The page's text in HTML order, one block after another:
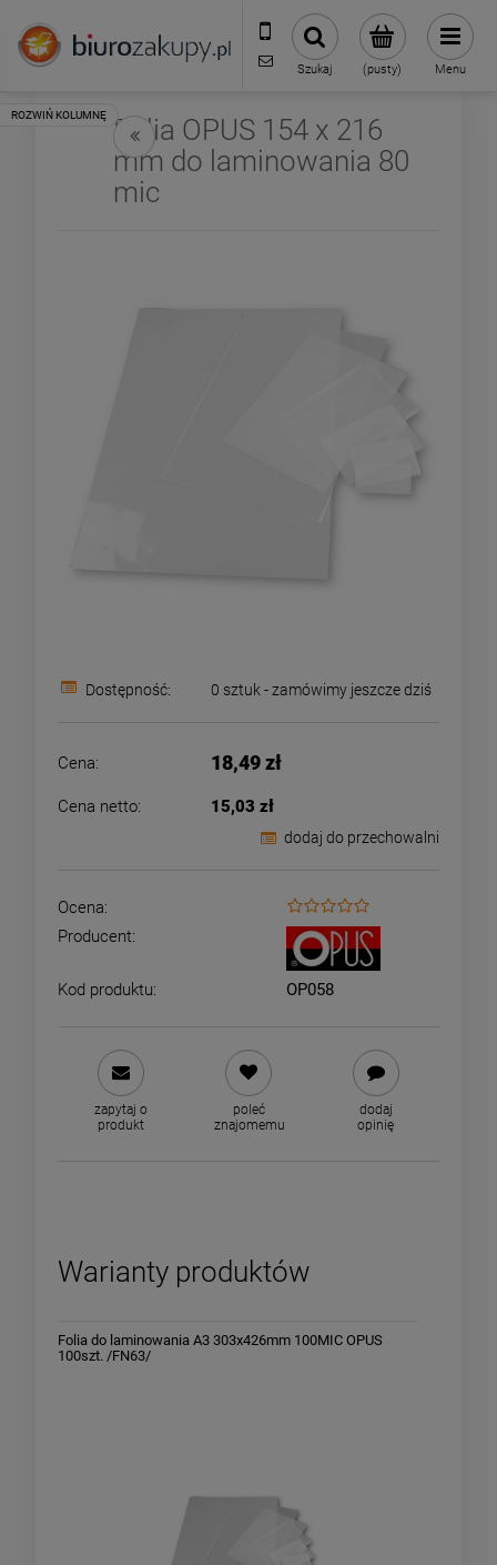
32 70 50 250
sklep@biurozakupy.pl
(pusty)
Szukaj Menu
Folia OPUS 154 x 216
mm do laminowania 80
mic
Dostępność: 0 sztuk - zamówimy jeszcze dziś
Cena: 18,49 zł
Cena netto: 15,03 zł
dodaj do przechowalni
Ocena:
Producent:
Kod produktu: OP058
zapytaj o
produkt
poleć
znajomemu
dodaj
opinię
Warianty produktów
Folia do laminowania A3 303x426mm 100MIC OPUS
100szt. /FN63/